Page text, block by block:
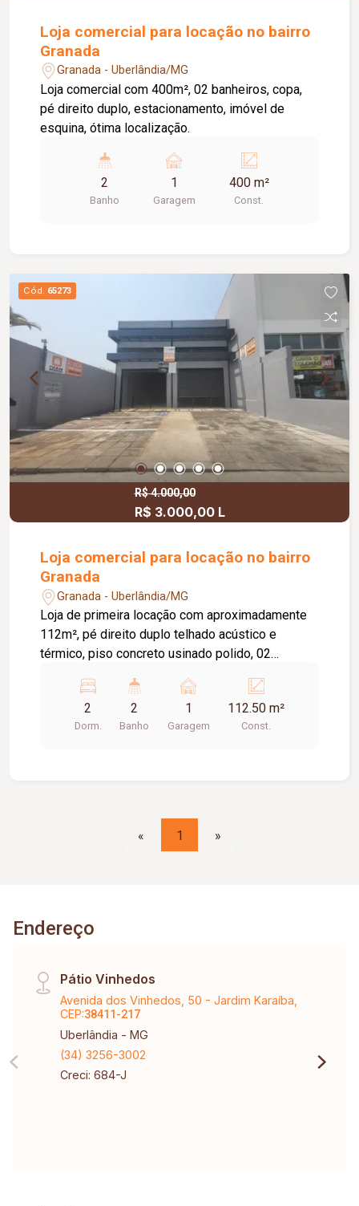
Loja comercial para locação no bairro
Granada
Granada - Uberlândia/MG
Loja comercial com 400m², 02 banheiros, copa,
pé direito duplo, estacionamento, imóvel de
esquina, ótima localização.
2
Banho
1
Garagem
400 m²
Const.
Cód. 65273
R$ 4.000,00
R$ 3.000,00 L
Loja comercial para locação no bairro
Granada
Granada - Uberlândia/MG
Loja de primeira locação com aproximadamente
112m², pé direito duplo telhado acústico e
térmico, piso concreto usinado polido, 02
localização.
2
Dorm.
2
Banho
1
Garagem
112.50 m²
Const.
« 1 »
Endereço
Pátio Vinhedos
Avenida dos Vinhedos, 50 - Jardim Karaíba,
CEP:38411-217
Uberlândia - MG
(34) 3256-3002
Creci: 684-J